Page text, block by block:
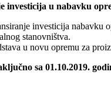
investicija u nabavku
investicija
stanovništva.
u novu opremu za
sa 01.10.2019.